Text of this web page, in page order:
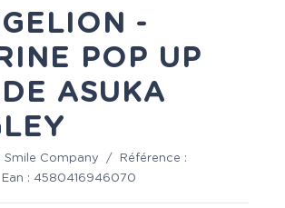
-
POP UP
ASUKA
Smile Company /
Référence :
Ean : 4580416946070